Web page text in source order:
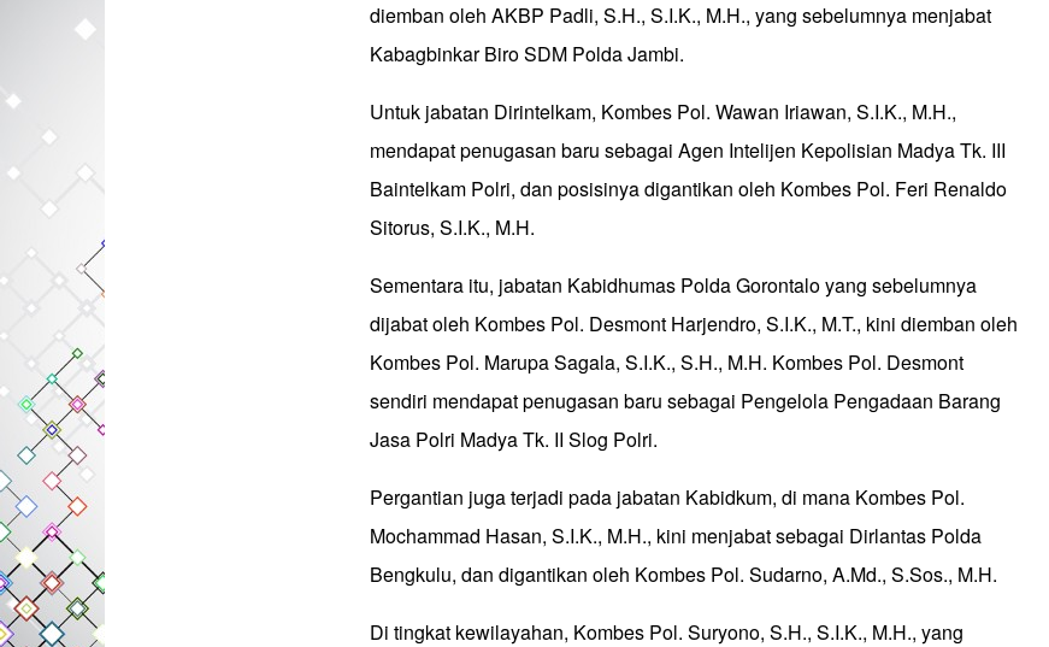
diemban oleh AKBP Padli, S.H., S.I.K., M.H., yang sebelumnya menjabat
Kabagbinkar Biro SDM Polda Jambi.
Untuk jabatan Dirintelkam, Kombes Pol. Wawan Iriawan, S.I.K., M.H.,
mendapat penugasan baru sebagai Agen Intelijen Kepolisian Madya Tk. III
Baintelkam Polri, dan posisinya digantikan oleh Kombes Pol. Feri Renaldo
Sitorus, S.I.K., M.H.
Sementara itu, jabatan Kabidhumas Polda Gorontalo yang sebelumnya
dijabat oleh Kombes Pol. Desmont Harjendro, S.I.K., M.T., kini diemban oleh
Kombes Pol. Marupa Sagala, S.I.K., S.H., M.H. Kombes Pol. Desmont
sendiri mendapat penugasan baru sebagai Pengelola Pengadaan Barang
Jasa Polri Madya Tk. II Slog Polri.
Pergantian juga terjadi pada jabatan Kabidkum, di mana Kombes Pol.
Mochammad Hasan, S.I.K., M.H., kini menjabat sebagai Dirlantas Polda
Bengkulu, dan digantikan oleh Kombes Pol. Sudarno, A.Md., S.Sos., M.H.
Di tingkat kewilayahan, Kombes Pol. Suryono, S.H., S.I.K., M.H., yang